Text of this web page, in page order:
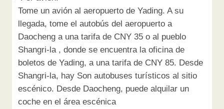
Tome un avión al aeropuerto de Yading. A su
llegada, tome el autobús del aeropuerto a
Daocheng a una tarifa de CNY 35 o al pueblo
Shangri-la , donde se encuentra la oficina de
boletos de Yading, a una tarifa de CNY 85. Desde
Shangri-la, hay Son autobuses turísticos al sitio
escénico. Desde Daocheng, puede alquilar un
coche en el área escénica